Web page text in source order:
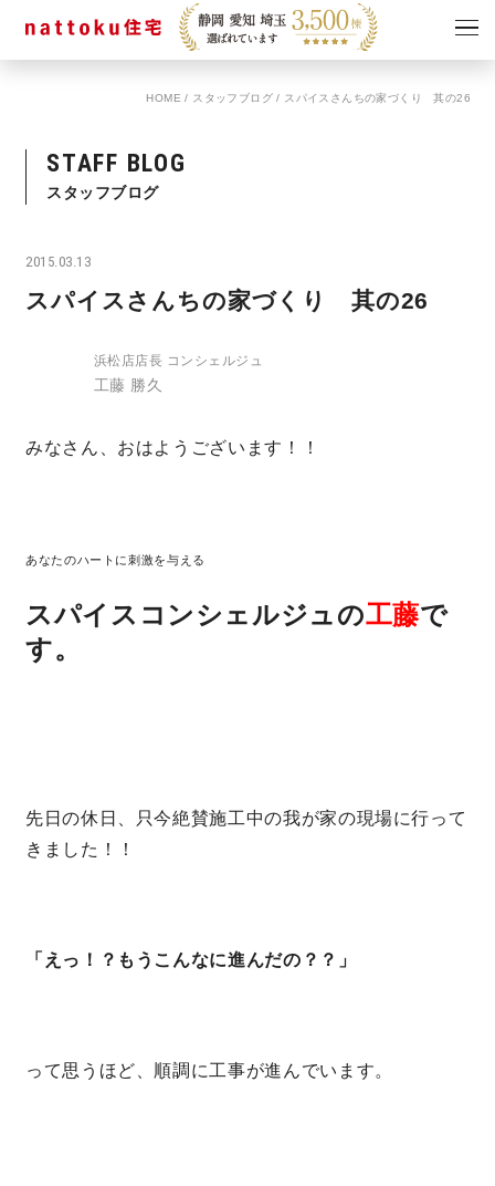
キャンペーン
ショールーム
スタッフブログ
営業時間／10:00～20:00 定休日／年末年始
nattoku
nattoku住宅 10のこだわり
HOME / スタッフブログ/ スパイスさんちの家づくり 其の26
STAFF BLOG
スタッフブログ
2015.03.13
スパイスさんちの家づくり 其の26
浜松店店長 コンシェルジュ
工藤 勝久
みなさん、おはようございます！！
あなたのハートに刺激を与える
スパイスコンシェルジュの工藤で
す。
先日の休日、只今絶賛施工中の我が家の現場に行って
きました！！
「えっ！？もうこんなに進んだの？？」
って思うほど、順調に工事が進んでいます。